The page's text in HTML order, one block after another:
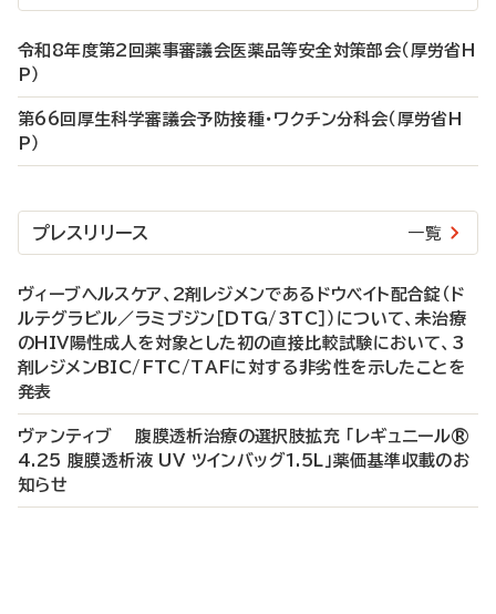
令和8年度第2回薬事審議会医薬品等安全対策部会（厚労省H
P）
第66回厚生科学審議会予防接種・ワクチン分科会（厚労省H
P）
プレスリリース 一覧
ヴィーブヘルスケア、2剤レジメンであるドウベイト配合錠（ド
ルテグラビル／ラミブジン［DTG/3TC］）について、未治療
のHIV陽性成人を対象とした初の直接比較試験において、3
剤レジメンBIC/FTC/TAFに対する非劣性を示したことを
発表
ヴァンティブ 腹膜透析治療の選択肢拡充 「レギュニール®
4.25 腹膜透析液 UV ツインバッグ1.5L」薬価基準収載のお
知らせ